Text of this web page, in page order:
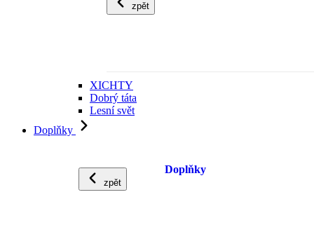
zpět
XICHTY
Dobrý táta
Lesní svět
Doplňky
zpět
Doplňky